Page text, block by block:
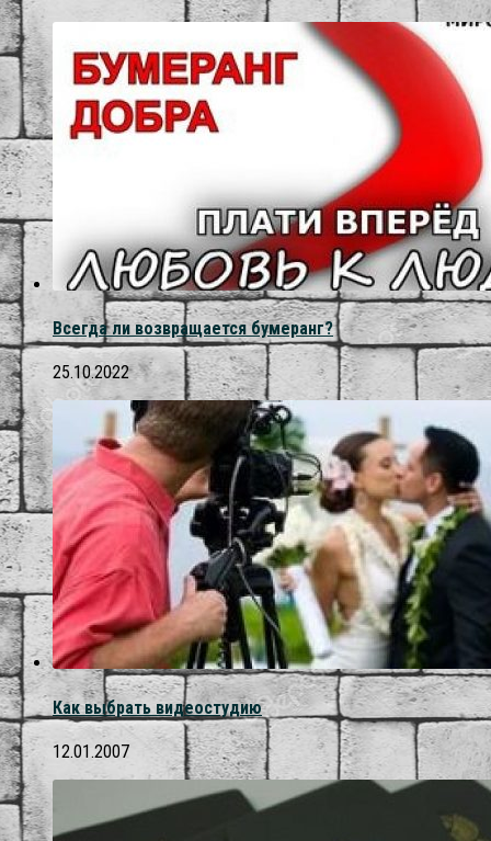
Всегда ли возвращается бумеранг?
25.10.2022
Как выбрать видеостудию
12.01.2007